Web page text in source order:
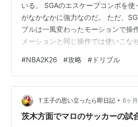
いる。 SGAのエスケープコンボを
がなかなかに強力なのだ。 ただ、
ブルは一風変わったモーションで操
メーションと同じ操作では使いこな
い。 www.youtube.com この動画で
であろう6'8のオールラウンドビル
るわけだけれども、その中でSGAの
を利用した強いムーブがたくさんあ
ムーブを見つけてお手本にしてみた
#NBA2K26 #攻略 # ドリブル
Ｔ王子の思い立ったら即日記 • 6ヶ
茨木方面でマロのサッカーの試